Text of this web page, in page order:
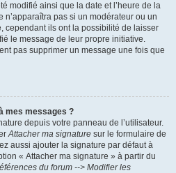
modifié ainsi que la date et l’heure de la
pas si un modérateur ou un
cependant ils ont la possibilité de laisser
le message de leur propre initiative.
pas supprimer un message une fois que
mes messages ?
depuis votre panneau de l’utilisateur.
Attacher ma signature sur le formulaire de
aussi ajouter la signature par défaut à
« Attacher ma signature » à partir du
du forum --> Modifier les